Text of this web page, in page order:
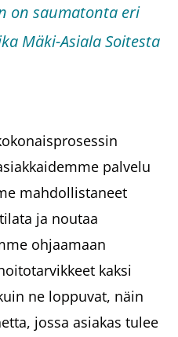
on saumatonta eri
Mäki-Asiala Soitesta
palvelu
mahdollistaneet
ja noutaa
ohjaamaan
kaksi
ne loppuvat, näin
jossa asiakas tulee